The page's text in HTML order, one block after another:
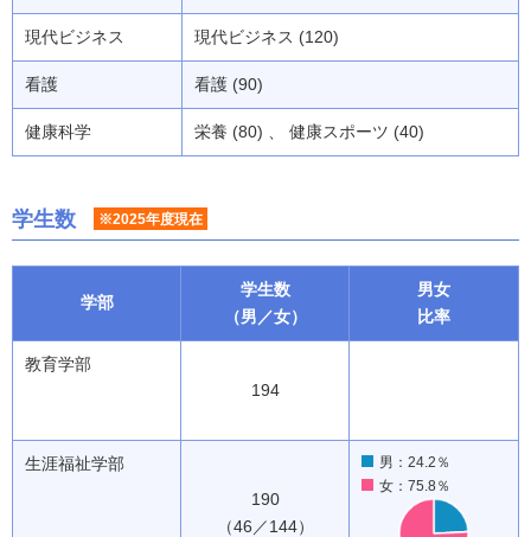
現代ビジネス 現代ビジネス (120)
看護 看護 (90)
健康科学 栄養 (80) 、 健康スポーツ (40)
学生数 ※2025年度現在
学部
学生数
（男／女）
男女
比率
教育学部
194
生涯福祉学部
190
（46／144）
男：24.2％
女：75.8％